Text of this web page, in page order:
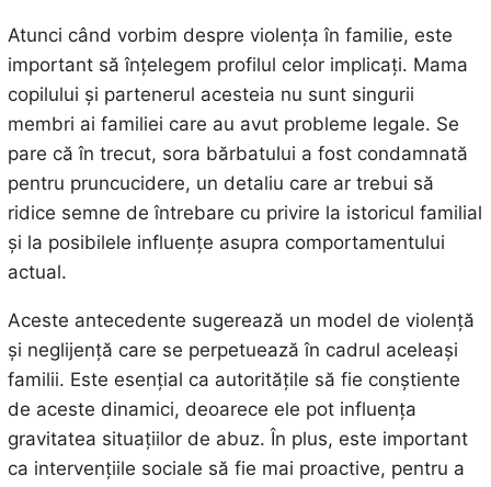
Atunci când vorbim despre violența în familie, este
important să înțelegem profilul celor implicați. Mama
copilului și partenerul acesteia nu sunt singurii
membri ai familiei care au avut probleme legale. Se
pare că în trecut, sora bărbatului a fost condamnată
pentru pruncucidere, un detaliu care ar trebui să
ridice semne de întrebare cu privire la istoricul familial
și la posibilele influențe asupra comportamentului
actual.
Aceste antecedente sugerează un model de violență
și neglijență care se perpetuează în cadrul aceleași
familii. Este esențial ca autoritățile să fie conștiente
de aceste dinamici, deoarece ele pot influența
gravitatea situațiilor de abuz. În plus, este important
ca intervențiile sociale să fie mai proactive, pentru a